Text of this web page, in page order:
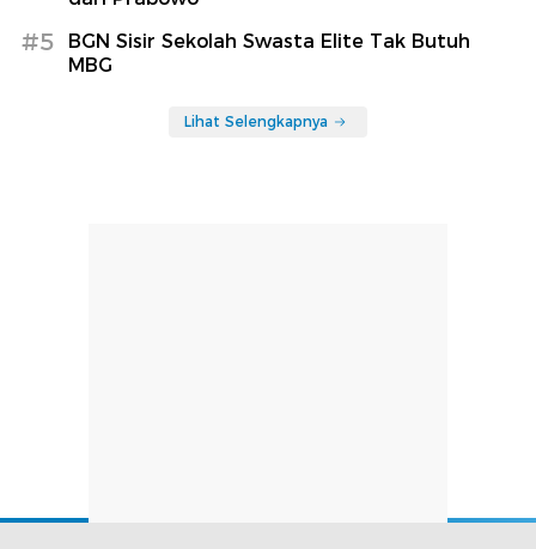
#5
BGN Sisir Sekolah Swasta Elite Tak Butuh
MBG
Lihat Selengkapnya